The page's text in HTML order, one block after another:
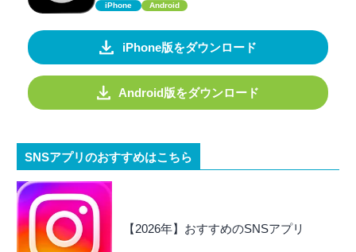
iPhone Android
iPhone版をダウンロード
Android版をダウンロード
SNSアプリのおすすめはこちら
【2026年】おすすめのSNSアプリ